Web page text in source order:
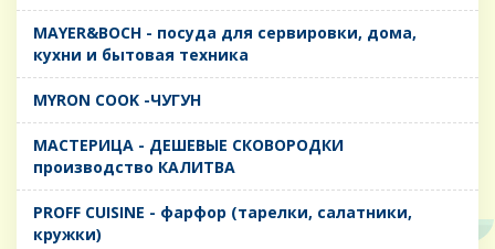
MAYER&BOCH - посуда для сервировки, дома,
кухни и бытовая техника
MYRON COOK -ЧУГУН
MАСТЕРИЦА - ДЕШЕВЫЕ СКОВОРОДКИ
производство КАЛИТВА
PROFF CUISINE - фарфор (тарелки, салатники,
кружки)